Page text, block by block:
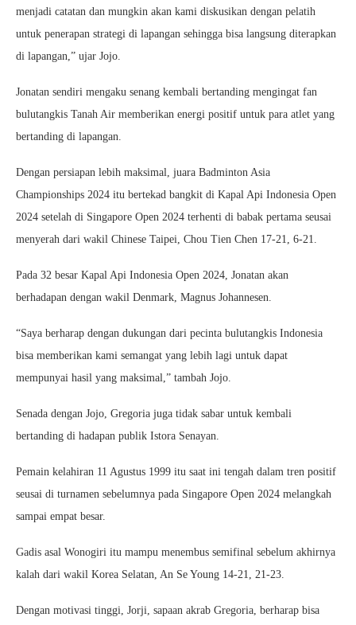
menjadi catatan dan mungkin akan kami diskusikan dengan pelatih
untuk penerapan strategi di lapangan sehingga bisa langsung diterapkan
di lapangan,” ujar Jojo.
Jonatan sendiri mengaku senang kembali bertanding mengingat fan
bulutangkis Tanah Air memberikan energi positif untuk para atlet yang
bertanding di lapangan.
Dengan persiapan lebih maksimal, juara Badminton Asia
Championships 2024 itu bertekad bangkit di Kapal Api Indonesia Open
2024 setelah di Singapore Open 2024 terhenti di babak pertama seusai
menyerah dari wakil Chinese Taipei, Chou Tien Chen 17-21, 6-21.
Pada 32 besar Kapal Api Indonesia Open 2024, Jonatan akan
berhadapan dengan wakil Denmark, Magnus Johannesen.
“Saya berharap dengan dukungan dari pecinta bulutangkis Indonesia
bisa memberikan kami semangat yang lebih lagi untuk dapat
mempunyai hasil yang maksimal,” tambah Jojo.
Senada dengan Jojo, Gregoria juga tidak sabar untuk kembali
bertanding di hadapan publik Istora Senayan.
Pemain kelahiran 11 Agustus 1999 itu saat ini tengah dalam tren positif
seusai di turnamen sebelumnya pada Singapore Open 2024 melangkah
sampai empat besar.
Gadis asal Wonogiri itu mampu menembus semifinal sebelum akhirnya
kalah dari wakil Korea Selatan, An Se Young 14-21, 21-23.
Dengan motivasi tinggi, Jorji, sapaan akrab Gregoria, berharap bisa